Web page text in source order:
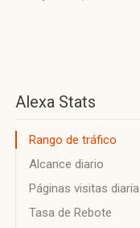
Alexa Stats
Rango de tráfico
Alcance diario
Páginas visitas
Tasa de Rebote